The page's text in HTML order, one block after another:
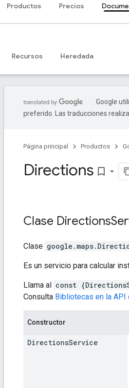
Productos Precios
Recursos Heredada
Google
preferido. Las traducciones
Página principal Productos
Directions bookmark_border
Clase Directions
Clase google.maps.
Es un servicio para calcular
Llama al const
Consulta Bibliotecas en la
Constructor
DirectionsService